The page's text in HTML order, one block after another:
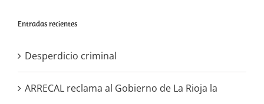
Entradas recientes
Desperdicio criminal
ARRECAL reclama al Gobierno de La Rioja la